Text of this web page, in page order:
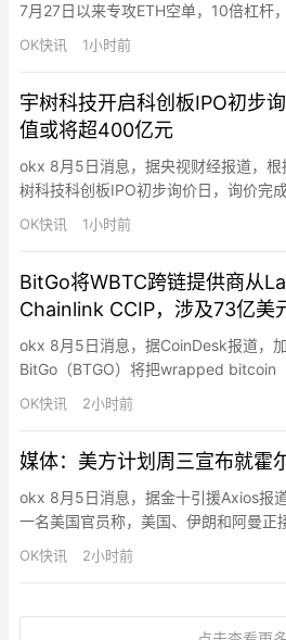
7月27日以来专攻ETH空单，10倍杠杆
美元。其20次做空中半数持仓仅约1小
1.451962万枚ETH空单（2721万美元
OK快讯 1小时前
宇树科技开启科创板IPO初步
值或将超400亿元
okx 8月5日消息，据央视财经报道，
树科技科创板IPO初步询价日，询价完
购，网上、网下申购日均为8月10日，
5日初步询价期间为 9:30—15:00，保
发行价格、确定有效报价投资者及其可
OK快讯 1小时前
BitGo将WBTC跨链提供商从
Chainlink CCIP，涉及73亿美
okx 8月5日消息，据CoinDesk报道，
BitGo（BTGO）将把wrapped bitcoin
商从LayerZero更换为Chainlink，涉及
一系列迁移始于Kelp DAO的LayerZero
OK快讯 2小时前
媒体：美方计划周三宣布就霍
okx 8月5日消息，据金十引援Axios报
一名美国官员称，美国、伊朗和阿曼正
重新开放霍尔木兹海峡，美国方面计划
协议将满足伊朗对霍尔木兹海峡交通
协议将在霍尔木兹海峡建立一个为期
OK快讯 2小时前